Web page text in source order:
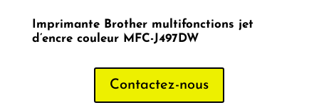
Imprimante Brother multifonctions jet
d’encre couleur MFC-J497DW
Contactez-nous